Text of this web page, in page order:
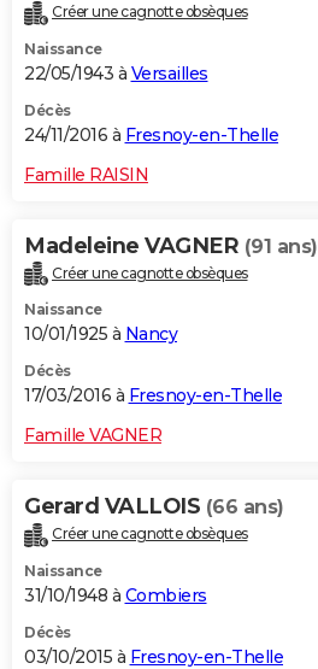
Créer une cagnotte obsèques
Naissance
22/05/1943 à Versailles
Décès
24/11/2016 à Fresnoy-en-Thelle
Famille RAISIN
Madeleine VAGNER (91 ans)
Créer une cagnotte obsèques
Naissance
10/01/1925 à Nancy
Décès
17/03/2016 à Fresnoy-en-Thelle
Famille VAGNER
Gerard VALLOIS (66 ans)
Créer une cagnotte obsèques
Naissance
31/10/1948 à Combiers
Décès
03/10/2015 à Fresnoy-en-Thelle